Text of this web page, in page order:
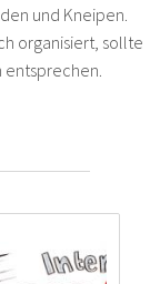
und Kneipen.
organisiert, sollte
entsprechen.